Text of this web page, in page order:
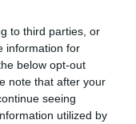
to third parties, or
information for
below opt-out
note that after your
seeing
utilized by
hotel?
SIM